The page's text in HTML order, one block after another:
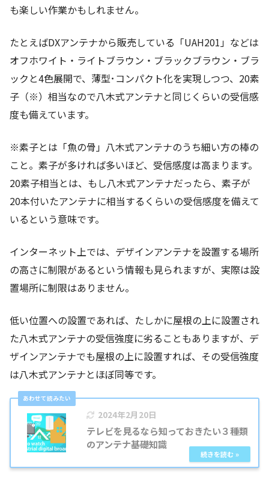
も楽しい作業かもしれません。
たとえばDXアンテナから販売している「UAH201」などは
オフホワイト・ライトブラウン・ブラックブラウン・ブラ
ックと4色展開で、薄型･コンパクト化を実現しつつ、20素
子（※）相当なので八木式アンテナと同じくらいの受信感
度も備えています。
※素子とは「魚の骨」八木式アンテナのうち細い方の棒の
こと。素子が多ければ多いほど、受信感度は高まります。
20素子相当とは、もし八木式アンテナだったら、素子が
20本付いたアンテナに相当するくらいの受信感度を備えて
いるという意味です。
インターネット上では、デザインアンテナを設置する場所
の高さに制限があるという情報も見られますが、実際は設
置場所に制限はありません。
低い位置への設置であれば、たしかに屋根の上に設置され
た八木式アンテナの受信強度に劣ることもありますが、デ
ザインアンテナでも屋根の上に設置すれば、その受信強度
は八木式アンテナとほぼ同等です。
2024年2月20日
テレビを見るなら知っておきたい３種類
のアンテナ基礎知識